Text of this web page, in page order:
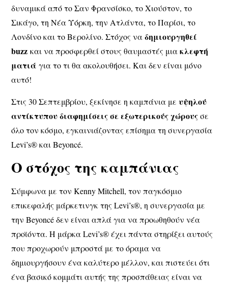
δυναμικά από το Σαν Φρανσίσκο, το Χιούστον, το
Σικάγο, τη Νέα Υόρκη, την Ατλάντα, το Παρίσι, το
Λονδίνο και το Βερολίνο. Στόχος ναδημιουργηθεί
buzz και να προσφερθεί στους θαυμαστές μιακλεφτή
ματιά για το τι θα ακολουθήσει. Και δεν είναι μόνο
αυτό!
Στις 30 Σεπτεμβρίου, ξεκίνησε η καμπάνια μευψηλού
αντίκτυπου διαφημίσεις σε εξωτερικούς χώρουςσε
όλο τον κόσμο, εγκαινιάζοντας επίσημα τη συνεργασία
Levi’s® και Beyoncé.
Ο στόχος της καμπάνιας
Σύμφωνα με τον Kenny Mitchell, τον παγκόσμιο
επικεφαλής μάρκετινγκ της Levi’s®, η συνεργασία με
την Beyoncé δεν είναι απλά για να προωθηθούν νέα
προϊόντα. Η μάρκα Levi’s® έχει πάντα στηρίξει αυτούς
που προχωρούν μπροστά με το όραμα να
δημιουργήσουν ένα καλύτερο μέλλον, και πιστεύει ότι
ένα βασικό κομμάτι αυτής της προσπάθειας είναι να